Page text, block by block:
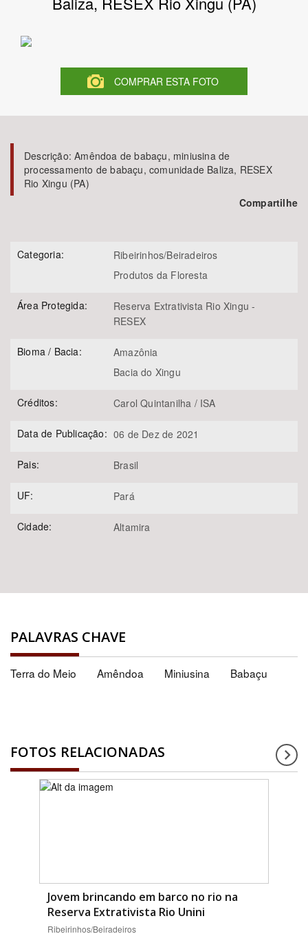
Área de Levantamento
Área Protegida
COMPRAR ESTA FOTO
Descrição:Amêndoa de babaçu, miniusina de
processamento de babaçu, comunidade Baliza, RESEX
Rio Xingu (PA)
Compartilhe
Categoria:
Ribeirinhos/Beiradeiros
Produtos da Floresta
Área Protegida:
Reserva Extrativista Rio Xingu -
RESEX
Bioma / Bacia:
Amazônia
Bacia do Xingu
Créditos: Carol Quintanilha / ISA
Data de Publicação: 06 de Dez de 2021
Pais: Brasil
UF: Pará
Cidade: Altamira
PALAVRAS CHAVE
Terra do Meio Amêndoa Miniusina Babaçu
FOTOS RELACIONADAS
Jovem brincando em barco no rio na
Reserva Extrativista Rio Unini
Ribeirinhos/Beiradeiros